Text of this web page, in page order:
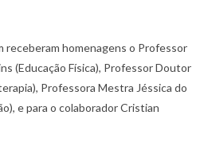
receberam homenagens o Professor
(Educação Física), Professor Doutor
Professora Mestra Jéssica do
e para o colaborador Cristian